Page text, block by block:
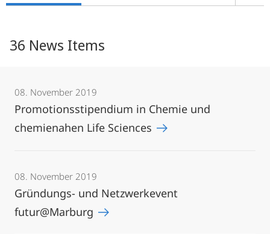
36 News Items
08. November 2019
Promotionsstipendium in Chemie und
chemienahen Life Sciences
08. November 2019
Gründungs- und Netzwerkevent
futur@Marburg